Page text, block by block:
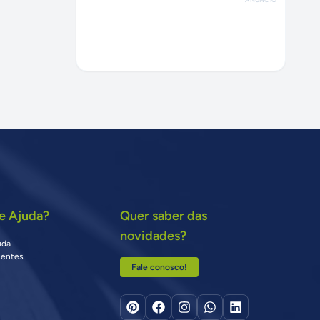
Ajuda?
Quer saber das
novidades?
Fale conosco!